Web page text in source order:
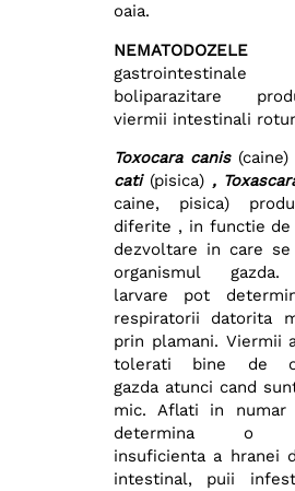
oaia.
NEMATODOZELE
boliparazitare
viermii intestinali
Toxocara canis(caine)
cati (pisica) ,
caine, pisica)
diferite , in functie de
dezvoltare in care se
organismul gazda.
larvare pot
respiratorii datorita
prin plamani. Viermii
tolerati bine de
gazda atunci cand
mic. Aflati in numar
determina o
insuficienta a hranei
intestinal, puii